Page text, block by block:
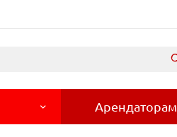
Арендаторам